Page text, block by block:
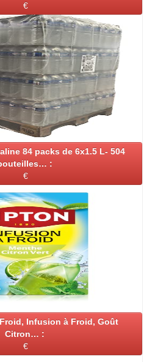
€
84 packs de 6x1.5 L- 504
:
€
Infusion à Froid, Goût
Citron… :
€